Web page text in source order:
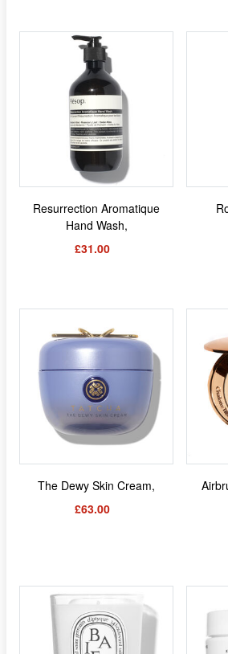
Resurrection Aromatique
Hand Wash,
£31.00
The Dewy Skin Cream,
£63.00